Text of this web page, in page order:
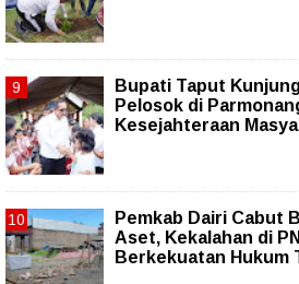
Bupati Taput
Pelosok di
Kesejahteraan
Pemkab Dairi Cabut
Aset, Kekalahan di
Berkekuatan Hukum